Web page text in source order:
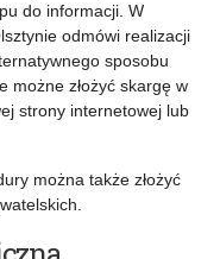
do informacji. W
odmówi realizacji
sposobu
możne złożyć skargę w
strony internetowej lub
można także złożyć